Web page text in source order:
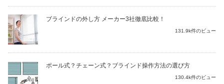
ブラインドの外し方 メーカー3社徹底比較！
131.9k件のビュー
ポール式？チェーン式？ブラインド操作方法の選び方
130.4k件のビュー